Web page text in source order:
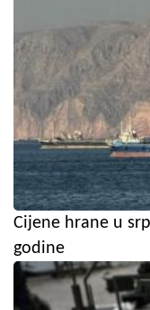
Cijene hrane u
godine